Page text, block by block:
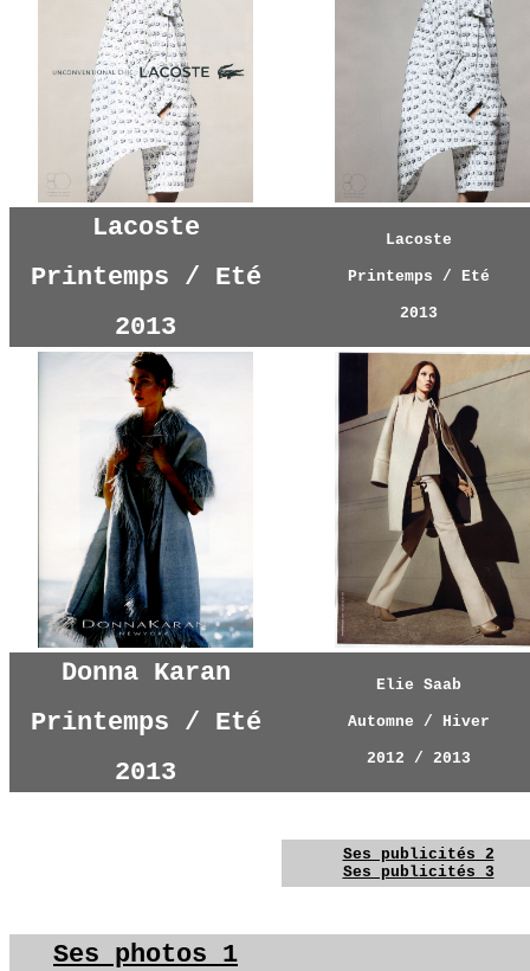
Lacoste
Printemps / Eté
2013
Lacoste
Printemps / Eté
2013
Donna Karan
Printemps / Eté
2013
Elie Saab
Automne / Hiver
2012 / 2013
Ses publicités 2
Ses publicités 3
Ses photos 1